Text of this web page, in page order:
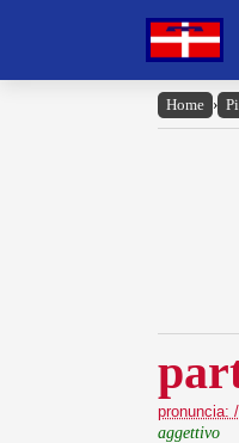
Home ›
pronuncia:
aggettivo